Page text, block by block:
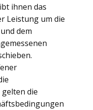
ihnen das
Leistung um die
dem
die